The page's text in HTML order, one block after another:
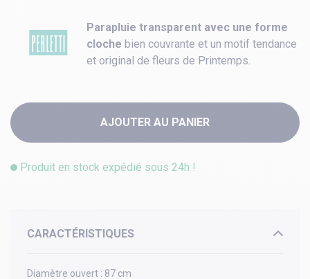
Parapluie transparent avec une forme
cloche bien couvrante et un motif tendance
et original de fleurs de Printemps.
AJOUTER AU PANIER
Produit en stock expédié sous 24h !
CARACTÉRISTIQUES
Diamètre ouvert : 87 cm